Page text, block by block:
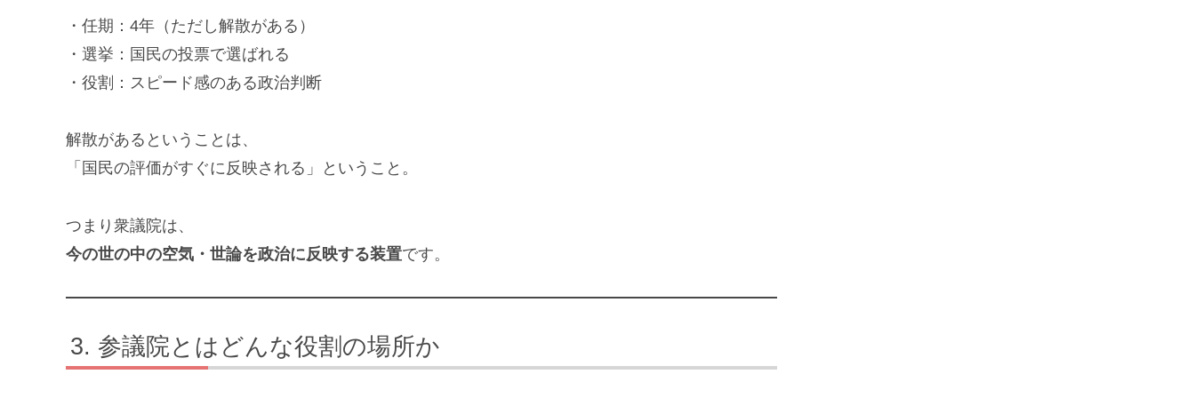
・任期：4年（ただし解散がある）
・選挙：国民の投票で選ばれる
・役割：スピード感のある政治判断
解散があるということは、
「国民の評価がすぐに反映される」ということ。
つまり衆議院は、
今の世の中の空気・世論を政治に反映する装置です。
参議院とはどんな役割の場所か